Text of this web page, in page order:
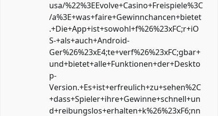
usa/%22%3EEvolve+Casino+Freispiele%3C
/a%3E+was+faire+Gewinnchancen+bietet
.+Die+App+ist+sowohl+f%26%23xFC;r+iO
S-+als+auch+Android-
Ger%26%23xE4;te+verf%26%23xFC;gbar+
und+bietet+alle+Funktionen+der+Deskto
p-
Version.+Es+ist+erfreulich+zu+sehen%2C
+dass+Spieler+ihre+Gewinne+schnell+un
d+reibungslos+erhalten+k%26%23xF6;nn